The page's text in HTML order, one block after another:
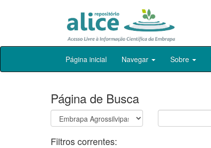
Skip
Página inicial Navegar Sobre
Página de Busca
Filtros correntes: